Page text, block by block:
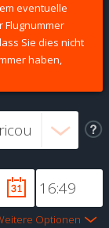
eventuelle
Flugnummer
Sie dies nicht
haben,
Optionen